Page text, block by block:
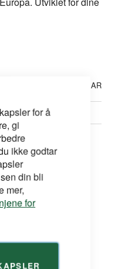
for å
gi
ikke godtar
din bli
mer,
for
SNICKERS WORKWEAR
løsning eller
på e-post eller